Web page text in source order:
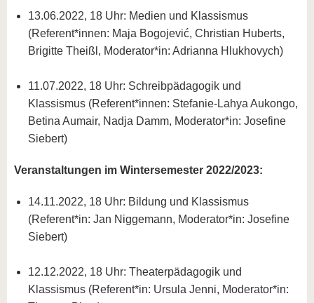
13.06.2022, 18 Uhr: Medien und Klassismus
(Referent*innen: Maja Bogojević, Christian Huberts,
Brigitte Theißl, Moderator*in: Adrianna Hlukhovych)
11.07.2022, 18 Uhr: Schreibpädagogik und
Klassismus (Referent*innen: Stefanie-Lahya Aukongo,
Betina Aumair, Nadja Damm, Moderator*in: Josefine
Siebert)
Veranstaltungen im Wintersemester 2022/2023:
14.11.2022, 18 Uhr: Bildung und Klassismus
(Referent*in: Jan Niggemann, Moderator*in: Josefine
Siebert)
12.12.2022, 18 Uhr: Theaterpädagogik und
Klassismus (Referent*in: Ursula Jenni, Moderator*in: